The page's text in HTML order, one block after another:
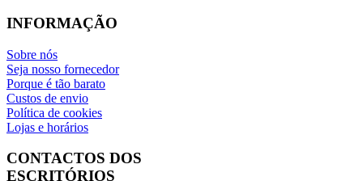
INFORMAÇÃO
Sobre nós
Seja nosso fornecedor
Porque é tão barato
Custos de envio
Política de cookies
Lojas e horários
CONTACTOS DOS
ESCRITÓRIOS